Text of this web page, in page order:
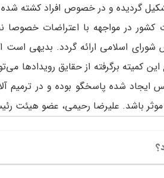
گردیده و در خصوص افراد کشته
کشور در مواجهه با اعتراضات خصوصا
اسلامی ارائه گردد. بدیهی
کمیته برگرفته از حقایق رویدادها
ایجاد شده پاسخگو بوده و در
باشد. علیرضا رحیمی، عضو هیئت